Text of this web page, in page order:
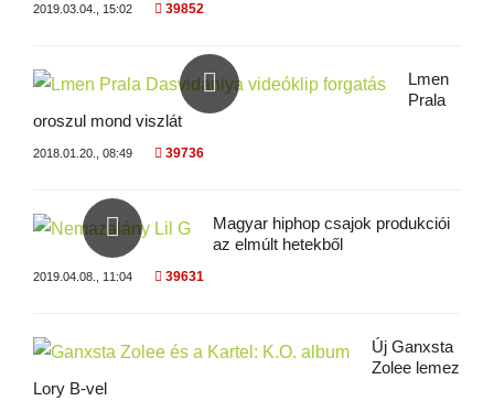
2019.03.04., 15:02 39852
Lmen
Prala
oroszul mond viszlát
2018.01.20., 08:49 39736
Magyar hiphop csajok produkciói
az elmúlt hetekből
2019.04.08., 11:04 39631
Új Ganxsta
Zolee lemez
Lory B-vel